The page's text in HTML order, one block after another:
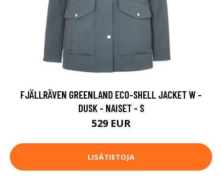
FJÄLLRÄVEN GREENLAND ECO-SHELL JACKET W -
DUSK - NAISET - S
529 EUR
LISÄTIETOJA